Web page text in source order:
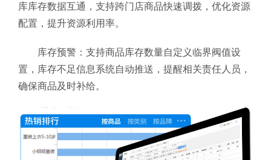
库库存数据互通，支持跨门店商品快速调拨，优化资源
配置，提升资源利用率。
库存预警：支持商品库存数量自定义临界阀值设
置，库存不足信息系统自动推送，提醒相关责任人员，
确保商品及时补给。